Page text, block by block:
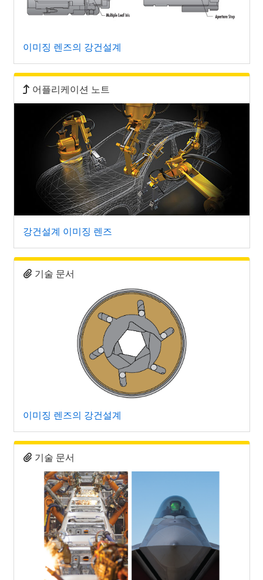
이미징 렌즈의 강건설계
어플리케이션 노트
강건설계 이미징 렌즈
기술 문서
이미징 렌즈의 강건설계
기술 문서